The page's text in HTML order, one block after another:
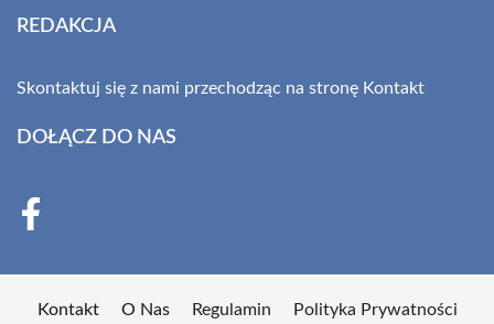
REDAKCJA
Skontaktuj się z nami przechodząc na stronę Kontakt
DOŁĄCZ DO NAS
Kontakt O Nas Regulamin Polityka Prywatności